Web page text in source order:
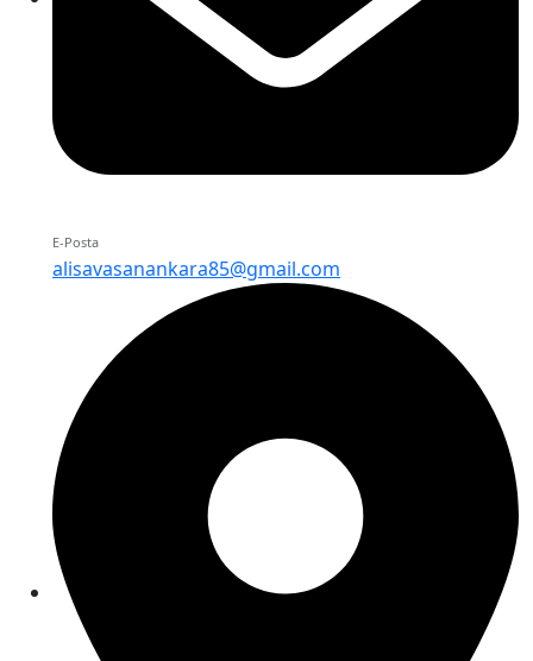
E-Posta
alisavasanankara85@gmail.com